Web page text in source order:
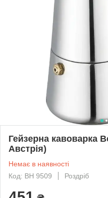
Гейзерна кавоварка
Австрія)
Немає в наявності
Код: BH 9509
Роздріб